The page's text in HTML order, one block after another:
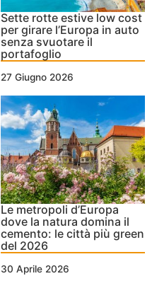
Sette rotte estive low cost
per girare l’Europa in auto
senza svuotare il
portafoglio
27 Giugno 2026
Le metropoli d’Europa
dove la natura domina il
cemento: le città più green
del 2026
30 Aprile 2026